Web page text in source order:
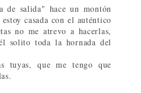
de salida" hace un montón
casada con el auténtico
no me atrevo a hacerlas,
solito toda la hornada del
tuyas, que me tengo que